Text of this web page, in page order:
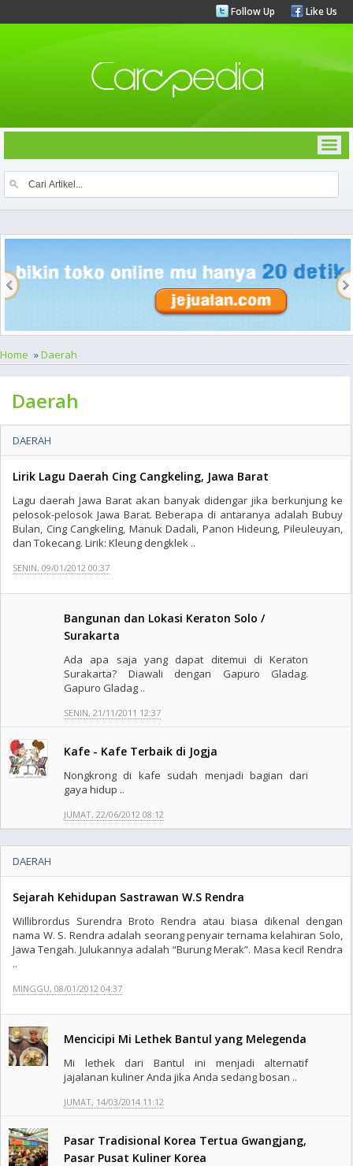
Follow Up Like Us
Home »Daerah
Daerah
DAERAH
Lirik Lagu Daerah Cing Cangkeling, Jawa Barat
Lagu daerah Jawa Barat akan banyak didengar jika berkunjung ke
pelosok-pelosok Jawa Barat. Beberapa di antaranya adalah Bubuy
Bulan, Cing Cangkeling, Manuk Dadali, Panon Hideung, Pileuleuyan,
dan Tokecang. Lirik: Kleung dengklek ..
SENIN, 09/01/2012 00:37
Bangunan dan Lokasi Keraton Solo /
Surakarta
Ada apa saja yang dapat ditemui di Keraton
Surakarta? Diawali dengan Gapuro Gladag.
Gapuro Gladag ..
SENIN, 21/11/2011 12:37
Kafe - Kafe Terbaik di Jogja
Nongkrong di kafe sudah menjadi bagian dari
gaya hidup ..
JUMAT, 22/06/2012 08:12
DAERAH
Sejarah Kehidupan Sastrawan W.S Rendra
Willibrordus Surendra Broto Rendra atau biasa dikenal dengan
nama W. S. Rendra adalah seorang penyair ternama kelahiran Solo,
Jawa Tengah. Julukannya adalah “Burung Merak”. Masa kecil Rendra
..
MINGGU, 08/01/2012 04:37
Mencicipi Mi Lethek Bantul yang Melegenda
Mi lethek dari Bantul ini menjadi alternatif
jajalanan kuliner Anda jika Anda sedang bosan ..
JUMAT, 14/03/2014 11:12
Pasar Tradisional Korea Tertua Gwangjang,
Pasar Pusat Kuliner Korea